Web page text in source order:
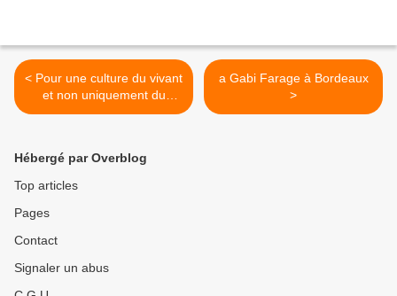
< Pour une culture du vivant
et non uniquement du
marchand
a Gabi Farage à Bordeaux
>
Hébergé par Overblog
Top articles
Pages
Contact
Signaler un abus